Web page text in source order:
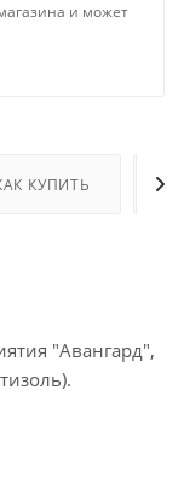
и может
КУПИТЬ
"Авангард",